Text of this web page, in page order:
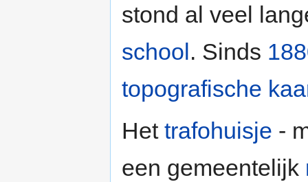
stond al veel
school. Sinds
topografische
Het trafohuisje -
een gemeentelijk